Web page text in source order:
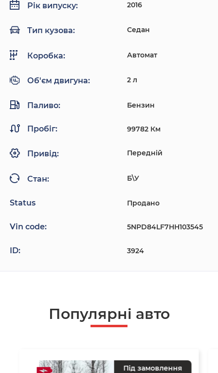
Рік випуску: 2016
Тип кузова: Седан
Коробка: Автомат
Об'єм двигуна: 2 л
Паливо: Бензин
Пробіг: 99782 Км
Привід: Передній
Стан: Б\У
Status Продано
Vin code: 5NPD84LF7HH103545
ID: 3924
Популярнi авто
Під замовлення